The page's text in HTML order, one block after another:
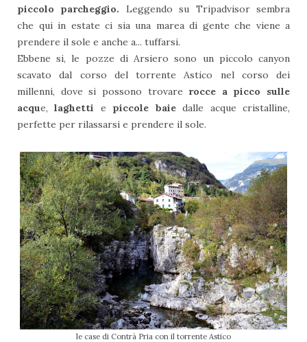
piccolo parcheggio. Leggendo su Tripadvisor sembra
che qui in estate ci sia una marea di gente che viene a
prendere il sole e anche a... tuffarsi.
Ebbene si, le pozze di Arsiero sono un piccolo canyon
scavato dal corso del torrente Astico nel corso dei
millenni, dove si possono trovare rocce a picco sulle
acque,laghetti e piccole baiedalle acque cristalline,
perfette per rilassarsi e prendere il sole.
le case di Contrà Pria con il torrente Astico